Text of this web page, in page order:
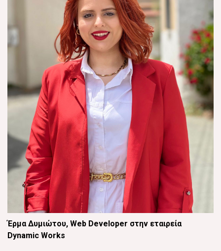
Έρμα Δυμιώτου, Web Developer στην εταιρεία
Dynamic Works